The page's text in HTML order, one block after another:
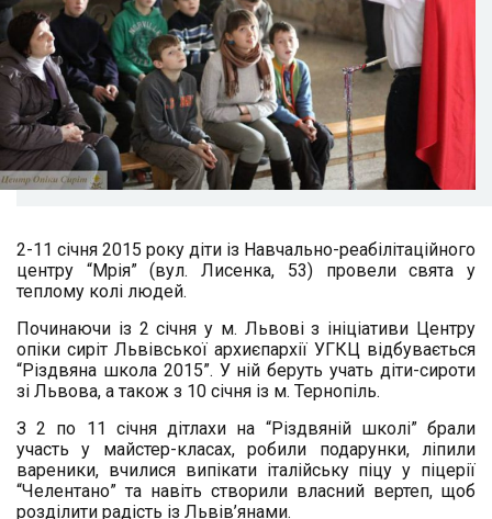
2-11 січня 2015 року діти із Навчально-реабілітаційного
центру “Мрія” (вул. Лисенка, 53) провели свята у
теплому колі людей.
Починаючи із 2 січня у м. Львові з ініціативи Центру
опіки сиріт Львівської архиєпархії УГКЦ відбувається
“Різдвяна школа 2015”. У ній беруть учать діти-сироти
зі Львова, а також з 10 січня із м. Тернопіль.
З 2 по 11 січня дітлахи на “Різдвяній школі” брали
участь у майстер-класах, робили подарунки, ліпили
вареники, вчилися випікати італійську піцу у піцерії
“Челентано” та навіть створили власний вертеп, щоб
розділити радість із Львів’янами.